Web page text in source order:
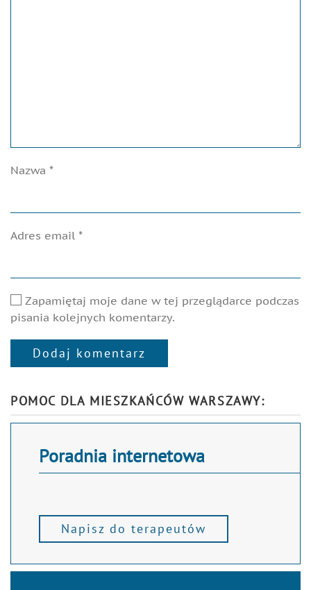
Nazwa *
Adres email *
Zapamiętaj moje dane w tej przeglądarce podczas
pisania kolejnych komentarzy.
Dodaj komentarz
POMOC DLA MIESZKAŃCÓW WARSZAWY:
Poradnia internetowa
Napisz do terapeutów